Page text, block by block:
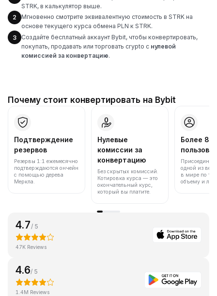
STRK, в калькулятор выше.
2
Мгновенно смотрите эквивалентную стоимость в STRK на
основе текущего курса обмена PLN к STRK.
3
Создайте бесплатный аккаунт Bybit, чтобы конвертировать,
покупать, продавать или торговать crypto с нулевой
комиссией за конвертацию.
Почему стоит конвертировать на Bybit
Подтверждение
резервов
Резервы 1:1 ежемесячно
подтверждаются ончейн
с помощью дерева
Меркла.
Нулевые
комиссии за
конвертацию
Без скрытых комиссий.
Котировка курса — это
окончательный курс,
который вы платите.
Более 86
одной из
в мире по
объему и
4.7 / 5
47K Reviews
4.6/ 5
1.4M Reviews